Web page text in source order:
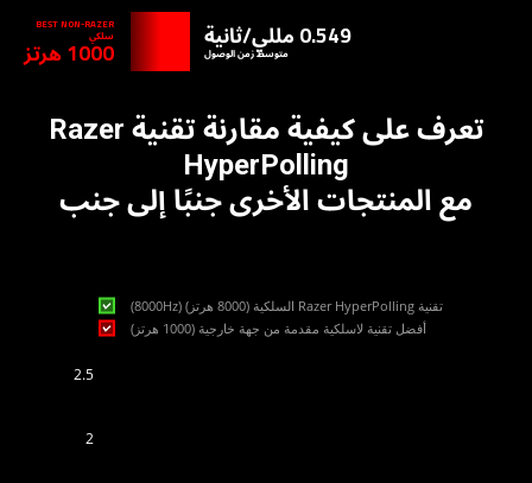
تعرف على كيفية مقارنة تقنية Razer
HyperPolling
مع المنتجات الأخرى جنبًا إلى جنب
BEST NON-RAZER
سلكي
1000 هرتز
0.549 مللي/ثانية
متوسط زمن الوصول
2
2.5
تقنية Razer HyperPolling السلكية (8000 هرتز) (8000Hz)
أفضل تقنية لاسلكية مقدمة من جهة خارجية (1000 هرتز)